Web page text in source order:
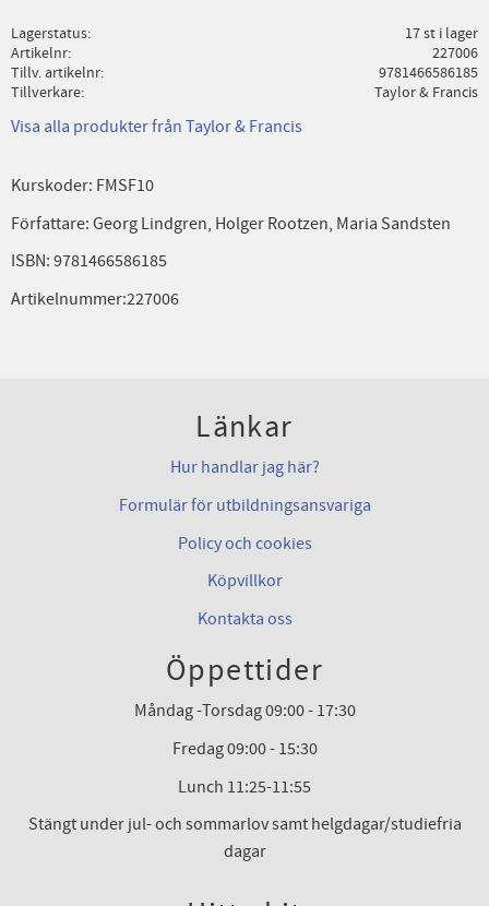
Lagerstatus
17 st i lager
Artikelnr
227006
Tillv. artikelnr
9781466586185
Tillverkare
Taylor & Francis
Visa alla produkter från Taylor & Francis
Kurskoder: FMSF10
Författare: Georg Lindgren, Holger Rootzen, Maria Sandsten
ISBN: 9781466586185
Artikelnummer:227006
Länkar
Hur handlar jag här?
Formulär för utbildningsansvariga
Policy och cookies
Köpvillkor
Kontakta oss
Öppettider
Måndag -Torsdag 09:00 - 17:30
Fredag 09:00 - 15:30
Lunch 11:25-11:55
Stängt under jul- och sommarlov samt helgdagar/studiefria
dagar